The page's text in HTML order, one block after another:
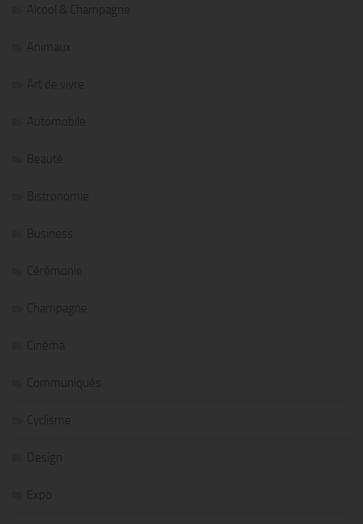
Alcool & Champagne
Animaux
Art de vivre
Automobile
Beauté
Bistronomie
Business
Cérémonie
Champagne
Cinéma
Communiqués
Cyclisme
Design
Expo